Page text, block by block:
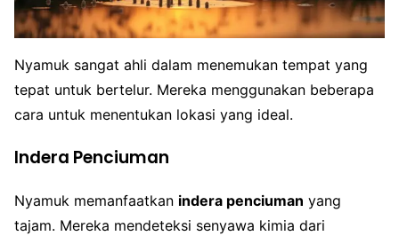
Nyamuk sangat ahli dalam menemukan tempat yang
tepat untuk bertelur. Mereka menggunakan beberapa
cara untuk menentukan lokasi yang ideal.
Indera Penciuman
Nyamuk memanfaatkan indera penciuman yang
tajam. Mereka mendeteksi senyawa kimia dari